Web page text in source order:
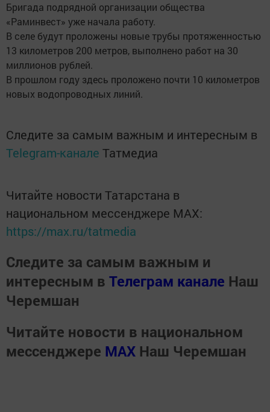
Бригада подрядной организации общества
«Раминвест» уже начала работу.
В селе будут проложены новые трубы протяженностью
13 километров 200 метров, выполнено работ на 30
миллионов рублей.
В прошлом году здесь проложено почти 10 километров
новых водопроводных линий.
Следите за самым важным и интересным в
Telegram-канале Татмедиа
Читайте новости Татарстана в
национальном мессенджере MАХ:
https://max.ru/tatmedia
Следите за самым важным и
интересным в Телеграм канале Наш
Черемшан
Читайте новости в национальном
мессенджере MАХ Наш Черемшан